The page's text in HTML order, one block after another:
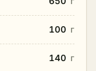
100 г
140 г